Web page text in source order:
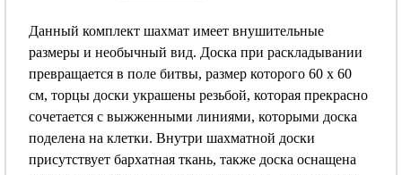
Данный комплект шахмат имеет внушительные
размеры и необычный вид. Доска при раскладывании
превращается в поле битвы, размер которого 60 х 60
см, торцы доски украшены резьбой, которая прекрасно
сочетается с выжженными линиями, которыми доска
поделена на клетки. Внутри шахматной доски
присутствует бархатная ткань, также доска оснащена